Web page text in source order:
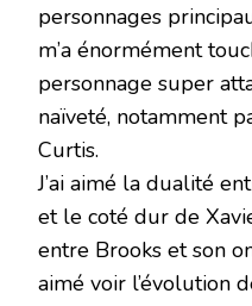
personnages
m’a énormément
personnage super
naïveté, notamment
Curtis.
J’ai aimé la dualité
et le coté dur de
entre Brooks et son
aimé voir l’évolution